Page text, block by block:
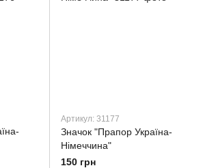
Артикул: 31177
Значок "Прапор Україна-
Німеччина"
150 грн